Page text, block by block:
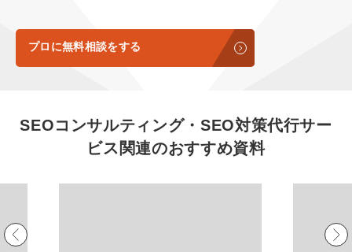
動画ディレクター
マーケマネージャー
プロに無料相談をする
SEOコンサルティング・SEO対策代行サー
ビス 関連のおすすめ資料